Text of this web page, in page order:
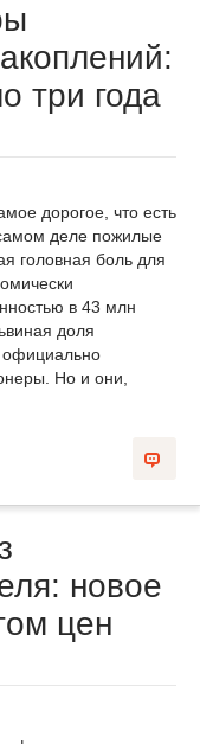
три года
дорогое, что есть
деле пожилые
головная боль для
в 43 млн
доля
официально
Но и они,
новое
цен